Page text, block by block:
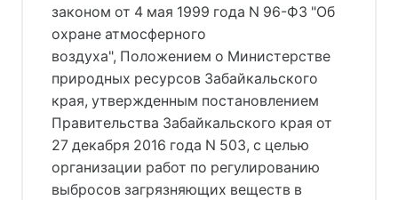
законом от 4 мая 1999 года N 96-ФЗ "Об
охране атмосферного
воздуха", Положением о Министерстве
природных ресурсов Забайкальского
края, утвержденным постановлением
Правительства Забайкальского края от
27 декабря 2016 года N 503, с целью
организации работ по регулированию
выбросов загрязняющих веществ в